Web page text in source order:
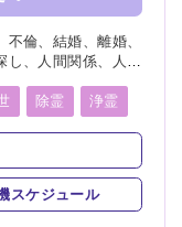
倫、結婚、離婚、
し、人間関係、人生
、総合運、心霊相
除霊 浄霊
魂入 魂抜
スケジュール